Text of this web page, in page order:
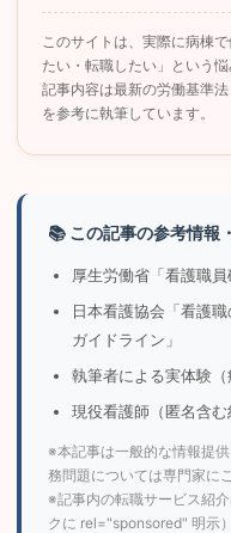
このサイトは、実際に病棟
たい・転職したい」という
記事内容は最新の労働基準
を参考に執筆しています。
📚 この記事の参考情報
厚生労働省「看護職
日本看護協会「看護
ガイドライン」
執筆者による実体験（
現役看護師（匿名含
※本記事は一般的な情報提
務問題については専門家に
※記事内の転職サービス紹
クに rel="sponsored" 明示）